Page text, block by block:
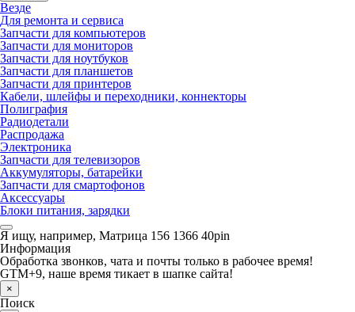
Везде
Для ремонта и сервиса
Запчасти для компьютеров
Запчасти для мониторов
Запчасти для ноутбуков
Запчасти для планшетов
Запчасти для принтеров
Кабели, шлейфы и переходники, коннекторы
Полиграфия
Радиодетали
Распродажа
Электроника
Запчасти для телевизоров
Аккумуляторы, батарейки
Запчасти для смартофонов
Аксессуары
Блоки питания, зарядки
Я ищу, например, Матрица 156 1366 40pin
Информация
Обработка звонков, чата и почты только в рабочее время!
GTM+9, наше время тикает в шапке сайта!
×
Поиск